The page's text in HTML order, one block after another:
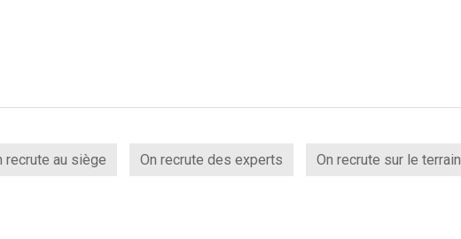
recrute au siège On recrute des experts On recrute sur le terrain